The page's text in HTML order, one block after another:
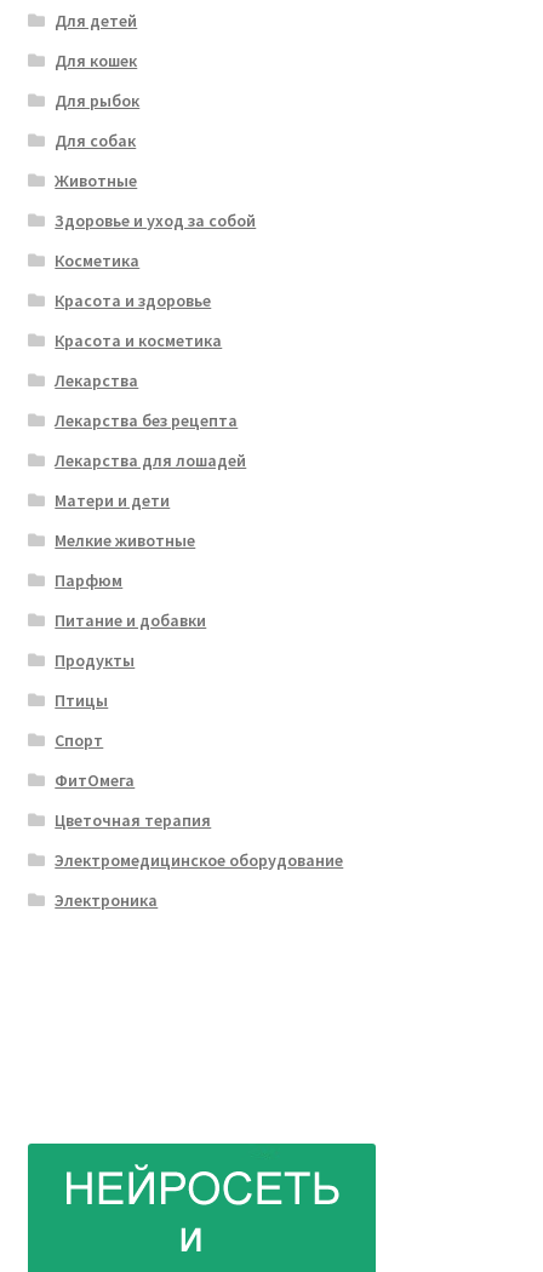
Для детей
Для кошек
Для рыбок
Для собак
Животные
Здоровье и уход за собой
Косметика
Красота и здоровье
Красота и косметика
Лекарства
Лекарства без рецепта
Лекарства для лошадей
Матери и дети
Мелкие животные
Парфюм
Питание и добавки
Продукты
Птицы
Спорт
ФитОмега
Цветочная терапия
Электромедицинское оборудование
Электроника